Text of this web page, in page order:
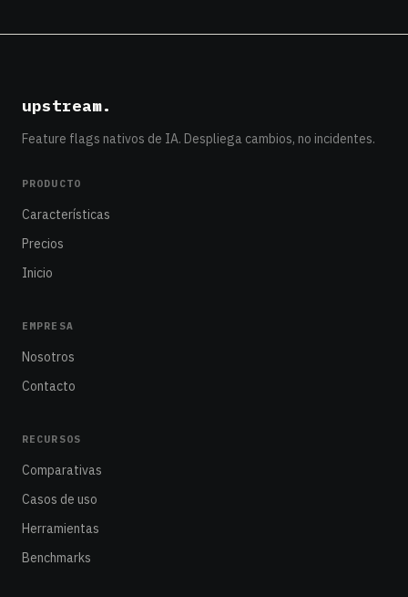
upstream.
Feature flags nativos de IA. Despliega cambios, no incidentes.
PRODUCTO
Características
Precios
Inicio
EMPRESA
Nosotros
Contacto
RECURSOS
Comparativas
Casos de uso
Herramientas
Benchmarks